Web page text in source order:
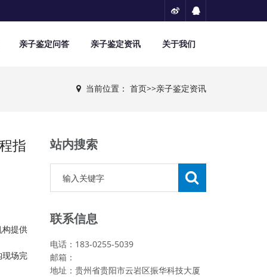
亲子鉴定问答 亲子鉴定资讯 关于我们
当前位置： 首页>>亲子鉴定资讯
指
构提供
现场完
站内搜索
联系信息
电话：183-0255-5039
邮箱：
地址：贵州省贵阳市云岩区振华科技大厦